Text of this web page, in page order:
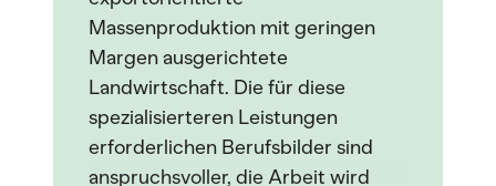
Massenproduktion mit geringen
Margen ausgerichtete
Landwirtschaft. Die für diese
spezialisierteren Leistungen
erforderlichen Berufsbilder sind
anspruchsvoller, die Arbeit wird